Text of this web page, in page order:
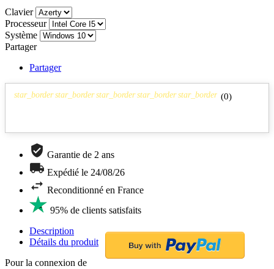
Clavier
Processeur
Système
Partager
Partager
star_border star_border star_border star_border star_border (0)
Garantie de 2 ans
Expédié le 24/08/26
Reconditionné en France
95% de clients satisfaits
Description
Détails du produit
Pour la connexion de